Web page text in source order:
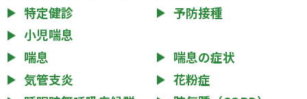
特定健診
予防接種
小児喘息
喘息
喘息の症状
気管支炎
花粉症